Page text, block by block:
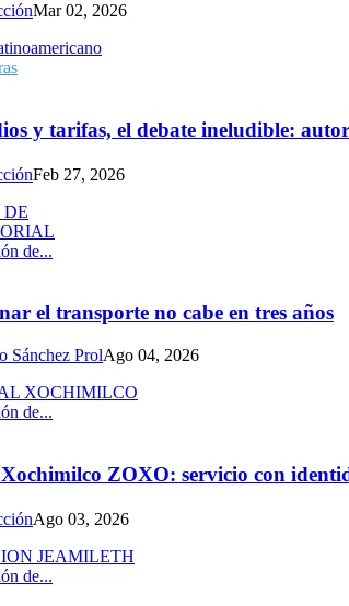
Mar 02, 2026
y tarifas, el debate ineludible:
Feb 27, 2026
DE
de...
el transporte no cabe en tres años
Sánchez ProlAgo 04, 2026
de...
ZOXO: servicio con
Ago 03, 2026
de...